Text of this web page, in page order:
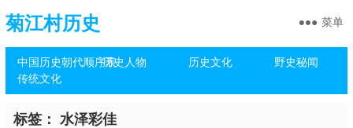
菊江村历史
中国历史朝代顺序表历史人物 历史文化
野史秘闻
传统文化
菜单
标签： 水泽彩佳